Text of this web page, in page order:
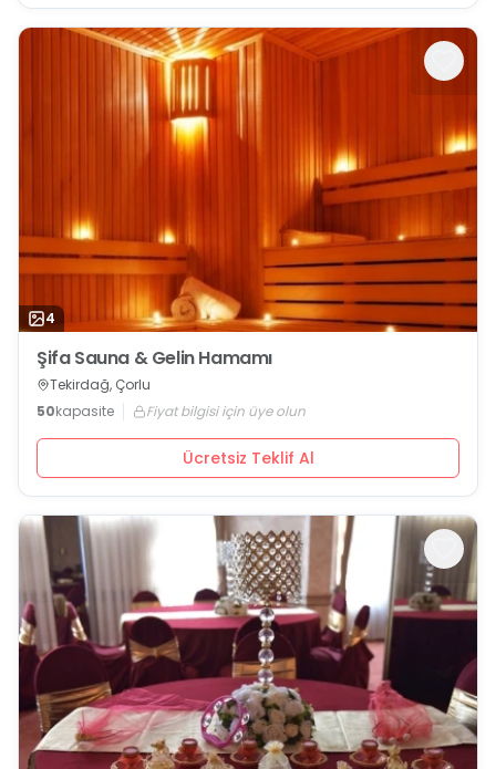
4
Şifa Sauna & Gelin Hamamı
Tekirdağ, Çorlu
50kapasite Fiyat bilgisi için üye olun
Ücretsiz Teklif Al